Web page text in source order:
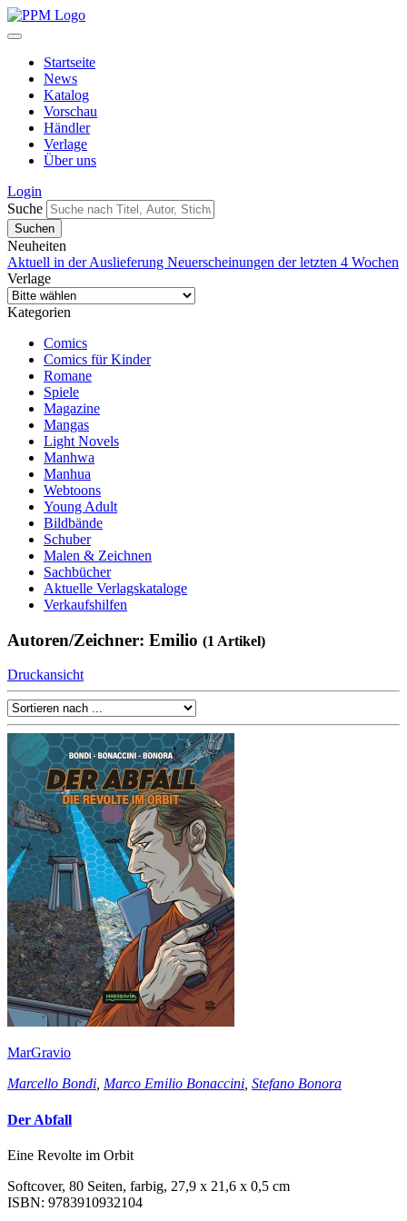
Startseite
News
Katalog
Vorschau
Händler
Verlage
Über uns
Login
Suche
Neuheiten
Aktuell in der Auslieferung Neuerscheinungen der letzten 4 Wochen
Verlage
Kategorien
Comics
Comics für Kinder
Romane
Spiele
Magazine
Mangas
Light Novels
Manhwa
Manhua
Webtoons
Young Adult
Bildbände
Schuber
Malen & Zeichnen
Sachbücher
Aktuelle Verlagskataloge
Verkaufshilfen
Autoren/Zeichner: Emilio (1 Artikel)
Druckansicht
MarGravio
Marcello Bondi, Marco Emilio Bonaccini, Stefano Bonora
Der Abfall
Eine Revolte im Orbit
Softcover, 80 Seiten, farbig, 27,9 x 21,6 x 0,5 cm
ISBN: 9783910932104